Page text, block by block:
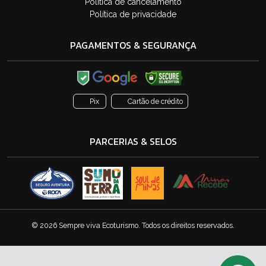
Política de privacidade
PAGAMENTOS & SEGURANÇA
Pix Cartão de crédito
PARCERIAS & SELOS
© 2026 Sempre viva Ecoturismo. Todos os direitos reservados.